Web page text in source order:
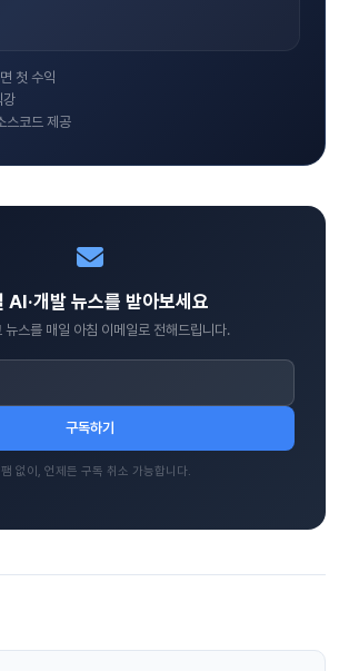
첫 수익
강
스코드 제공
AI·개발 뉴스를 받아보세요
뉴스를 매일 아침 이메일로 전해드립니다.
구독하기
없이, 언제든 구독 취소 가능합니다.